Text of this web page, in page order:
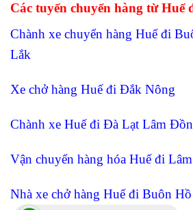
Các tuyến chuyển hàng từ Huế
Chành xe chuyển hàng Huế đi
Lắk
Xe chở hàng Huế đi Đắk Nông
Chành xe Huế đi Đà Lạt Lâm
Vận chuyển hàng hóa Huế đi
Nhà xe chở hàng Huế đi Buôn